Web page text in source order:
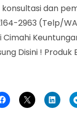
konsultasi dan
2963 (Telp/
Cimahi
Disini ! Produk